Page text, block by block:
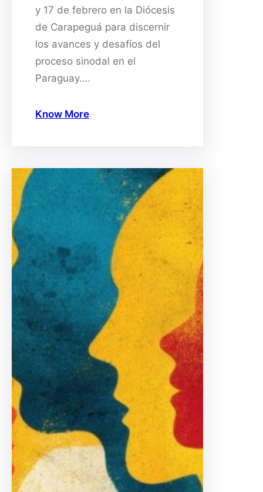
y 17 de febrero en la Diócesis
de Carapeguá para discernir
los avances y desafíos del
proceso sinodal en el
Paraguay.…
Know More